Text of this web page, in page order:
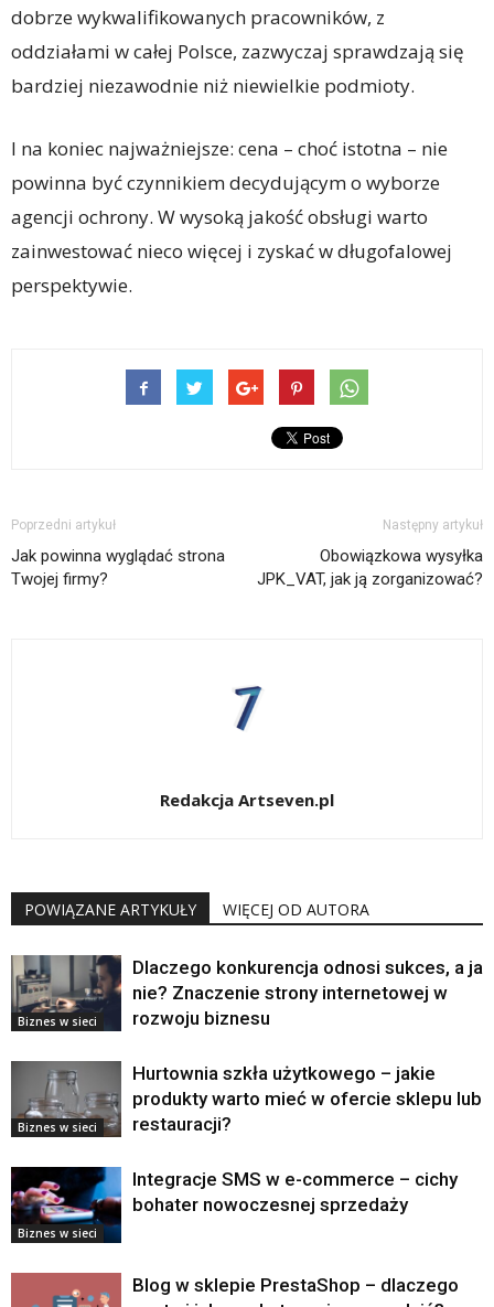
dobrze wykwalifikowanych pracowników, z
oddziałami w całej Polsce, zazwyczaj sprawdzają się
bardziej niezawodnie niż niewielkie podmioty.
I na koniec najważniejsze: cena – choć istotna – nie
powinna być czynnikiem decydującym o wyborze
agencji ochrony. W wysoką jakość obsługi warto
zainwestować nieco więcej i zyskać w długofalowej
perspektywie.
Poprzedni artykuł
Jak powinna wyglądać strona
Twojej firmy?
Następny artykuł
Obowiązkowa wysyłka
JPK_VAT, jak ją zorganizować?
Redakcja Artseven.pl
POWIĄZANE ARTYKUŁY WIĘCEJ OD AUTORA
Biznes w sieci
Dlaczego konkurencja odnosi sukces, a ja
nie? Znaczenie strony internetowej w
rozwoju biznesu
Biznes w sieci
Hurtownia szkła użytkowego – jakie
produkty warto mieć w ofercie sklepu lub
restauracji?
Biznes w sieci
Integracje SMS w e-commerce – cichy
bohater nowoczesnej sprzedaży
Blog w sklepie PrestaShop – dlaczego